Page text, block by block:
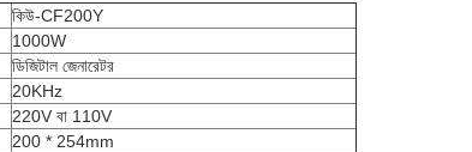
কিউ-CF200Y
1000W
ডিজিটাল জেনারেটর
20KHz
220V বা 110V
200 * 254mm